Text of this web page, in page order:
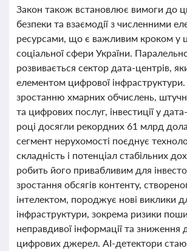
Закон також встановлює вимоги до
безпеки та взаємодії з численними
ресурсами, що є важливим кроком у
соціальної сфери України.
розвивається сектор дата-центрів,
елементом цифрової
зростанню хмарних обчислень,
та цифрових послуг, інвестиції у
році досягли рекордних 61 млрд
сегмент нерухомості поєднує
складність і потенціал стабільних
робить його привабливим для
зростання обсягів контенту,
інтелектом, породжує нові виклики
інфраструктури, зокрема ризики
неправдивої інформації та зниження
цифрових джерел. AI-детектори